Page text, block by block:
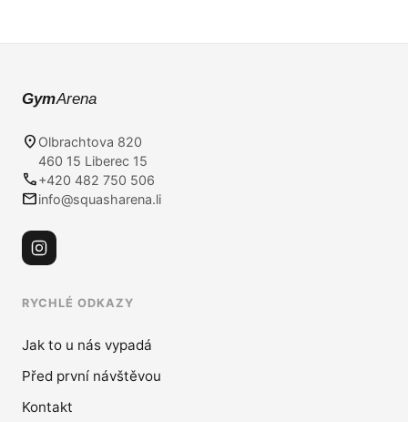
GymArena
location_on Olbrachtova 820
460 15 Liberec 15
phone+420 482 750 506
mailinfo@squasharena.li
RYCHLÉ ODKAZY
Jak to u nás vypadá
Před první návštěvou
Kontakt